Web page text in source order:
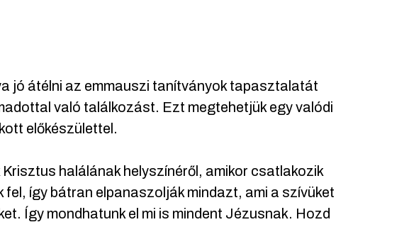
jó átélni az emmauszi tanítványok tapasztalatát
való találkozást. Ezt megtehetjük egy valódi
előkészülettel.
halálának helyszínéről, amikor csatlakozik
így bátran elpanaszolják mindazt, ami a szívüket
Így mondhatunk el mi is mindent Jézusnak. Hozd